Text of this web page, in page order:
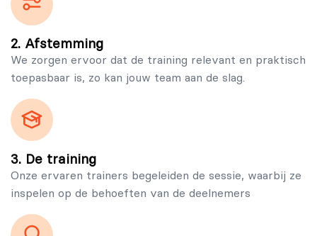
2. Afstemming
We zorgen ervoor dat de training relevant en praktisch
toepasbaar is, zo kan jouw team aan de slag.
3. De training
Onze ervaren trainers begeleiden de sessie, waarbij ze
inspelen op de behoeften van de deelnemers